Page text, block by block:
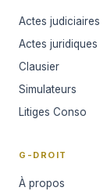
Actes judiciaires
Actes juridiques
Clausier
Simulateurs
Litiges Conso
G-DROIT
À propos